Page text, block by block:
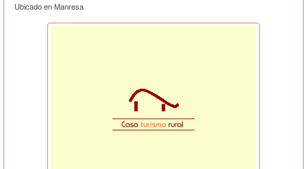
Ubicado en Manresa